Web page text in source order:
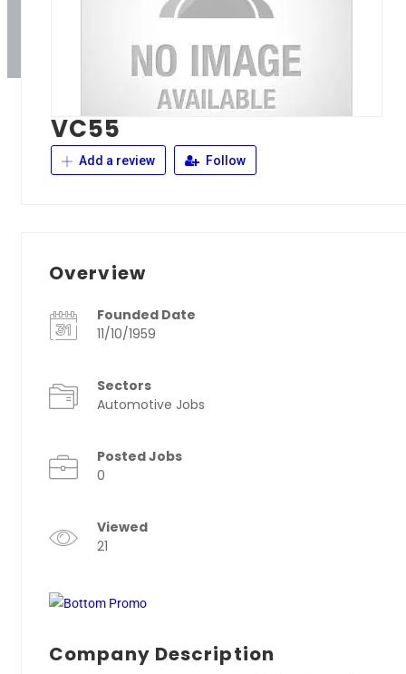
VC55
Add a review Follow
Overview
Founded Date
11/10/1959
Sectors
Automotive Jobs
Posted Jobs
0
Viewed
21
Company Description